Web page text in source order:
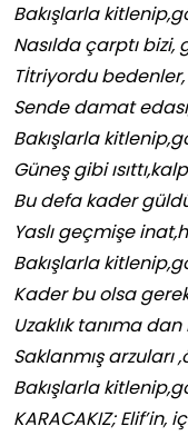
Bakışlarla
Nasılda çarptı bizi,
Tİtriyordu
Sende damat
Bakışlarla
Güneş gibi
Bu defa kader
Yaslı geçmişe
Bakışlarla
Kader bu olsa
Uzaklık tanıma
Saklanmış arzuları
Bakışlarla
KARACAKIZ;